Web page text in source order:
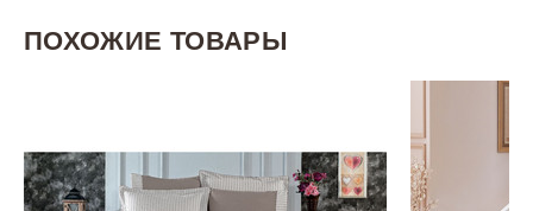
ПОХОЖИЕ ТОВАРЫ